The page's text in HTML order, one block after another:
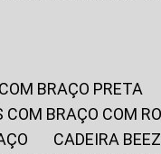
BRAÇO PRETA
COM BRAÇO COM
CADEIRA